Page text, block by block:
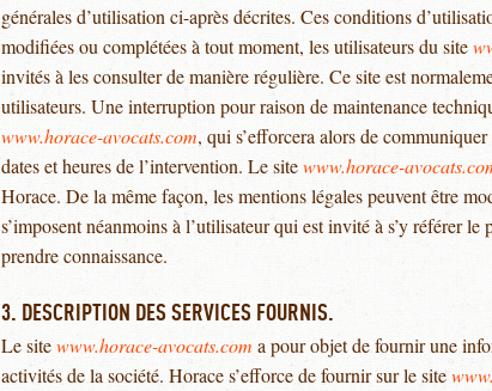
générales d’utilisation ci-après décrites. Ces conditions
modifiées ou complétées à tout moment, les utilisateurs du site
invités à les consulter de manière régulière. Ce site est
utilisateurs. Une interruption pour raison de maintenance
www.horace-avocats.com, qui s’efforcera alors de
dates et heures de l’intervention. Le sitewww.horace-
Horace. De la même façon, les mentions légales peuvent être
s’imposent néanmoins à l’utilisateur qui est invité à s’y référer le
prendre connaissance.
3. DESCRIPTION DES SERVICES FOURNIS.
Le sitewww.horace-avocats.com a pour objet de fournir une
activités de la société. Horace s’efforce de fournir sur le site